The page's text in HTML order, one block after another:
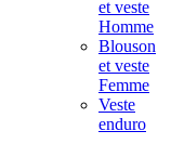
et veste
Homme
Blouson
et veste
Femme
Veste
enduro